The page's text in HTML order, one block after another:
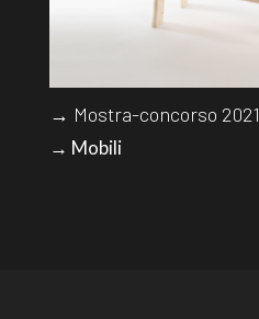
→ Mostra-concorso 2021
→ Mobili